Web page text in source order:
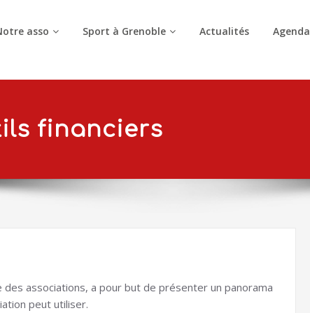
asso Sport à Grenoble Actualités Agenda
financiers
associations, a pour but de présenter un panorama
peut utiliser.